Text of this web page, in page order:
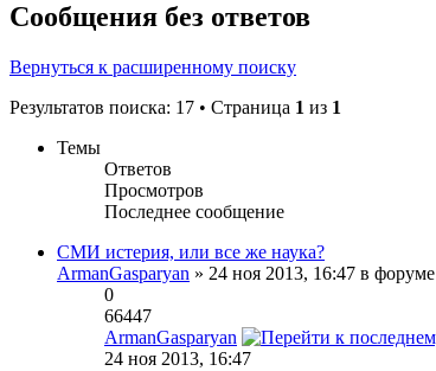
Сообщения без ответов
Вернуться к расширенному поиску
Результатов поиска: 17 • Страница 1 из 1
Темы
Ответов
Просмотров
Последнее сообщение
СМИ истерия, или все же наука?
ArmanGasparyan » 24 ноя 2013, 16:47 в форуме
0
66447
ArmanGasparyan
24 ноя 2013, 16:47